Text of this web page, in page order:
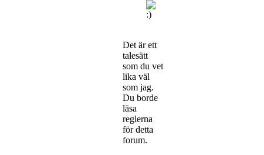
Det är ett
talesätt
som du vet
lika väl
som jag.
Du borde
läsa
reglerna
för detta
forum.